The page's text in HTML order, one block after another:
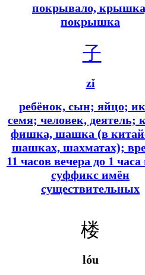
покрывало,
покрышка
子
zǐ
ребёнок, сын; яйцо;
семя; человек, деятель;
фишка, шашка (в
шашках, шахматах);
11 часов вечера до 1
суффикс имён
существительных
楼
lóu